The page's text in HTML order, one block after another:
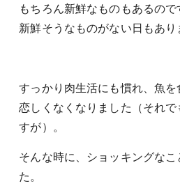
もちろん新鮮なものもあるので
新鮮そうなものがない日もあり
すっかり肉生活にも慣れ、魚
恋しくなくなりました（それ
すが）。
そんな時に、ショッキングな
た。